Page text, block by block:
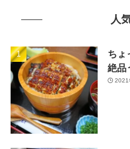
(1)
(3)
(26)
(49)
人
ちょ
絶品
2021